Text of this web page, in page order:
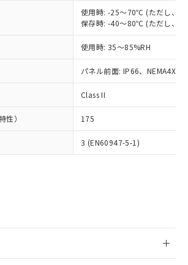
使用時: -25～70℃ (ただし、氷
保存時: -40～80℃ (ただし、氷
使用時: 35～85%RH
パネル前面: IP66、NEMA4X,
Class II
性） 175
3 (EN60947-5-1)
な納期状況および標準価格はお客
お取引先、またはお客様担当のオ
ン制御機器販売店・当社販売員に
ロン制御機器販売店や当社販売拠
販売ネットワーク
」をご確認
い。
状況および標準価格結果を当社の
承諾なく第三者に漏洩または開
パーツ機能（部品リスト作成サー
び当社の共同利用者が、当社の製
以下、フタル酸ビス(2-エチルヘキシ
名：DOP) 1000ppm以下、フタル酸ブチ
BBP） 1000ppm以下、フタル酸ジブチル
以下、フタル酸ジイソブチル
以下
テル類の４物質については閾値を超える意
ないことを確認しています。
定月
の切り替え状況などにより、予定
ることがあります。
す。
、 PBDEs(ポリ臭化ジフェニルエーテ
酸ジブチル) : 1000ppm、 DIBP(フタル酸ジ
: 1000ppm、 BBP(フタル酸ブチルベンジ
、
ル酸ビス(2-エチルヘキシル)) : 1000ppm
護使用期限
害物質（10物質）のすべてが基
であることを示します。
通常の使用状況下において有害物
漏えいし、環境に深刻な影響を
は規制貨物を破棄する場合は、完
破砕するなど、違法に輸出されな
う必要な手段を講じます。
化学兵器、生物兵器またはその他
並びにこれらの製造装置等に一切
たしません。
は、貴社製品を第三者に販売する
、上記1、2および3の内容を当
三者に通知します。また当社は、
先および販売に係わる関係者が違
輸出するおそれがある場合は、取
一定数以上の在庫あり
一定数には満たないが在庫あり
在庫なし(最新の在庫状況につ
いては、お客様のお取引先、ま
たはお客様担当のオムロン制御
機器販売店・当社販売員にご確
認ください)
受注生産機種、また在庫状況の